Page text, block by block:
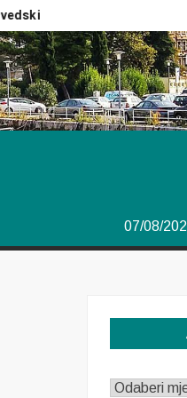
izbori
07/08/
ARHIVA